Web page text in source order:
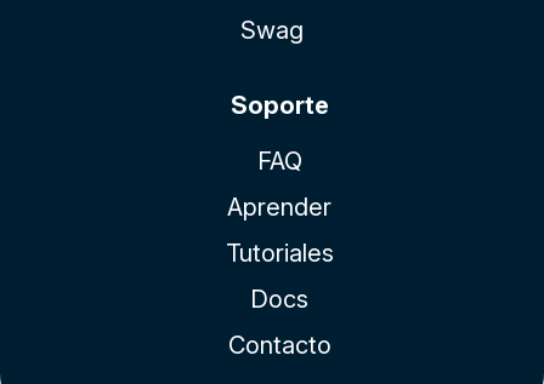
Swag
Soporte
FAQ
Aprender
Tutoriales
Docs
Contacto